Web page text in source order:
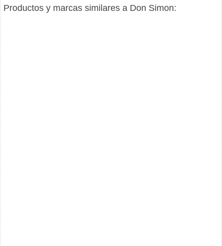
Productos y marcas similares a Don Simon: